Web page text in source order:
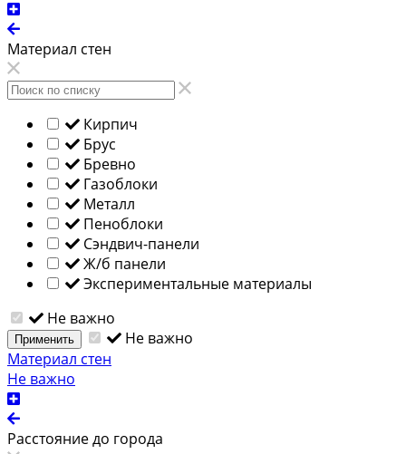
Материал стен
Кирпич
Брус
Бревно
Газоблоки
Металл
Пеноблоки
Сэндвич-панели
Ж/б панели
Экспериментальные материалы
Не важно
Применить
Не важно
Материал стен
Не важно
Расстояние до города